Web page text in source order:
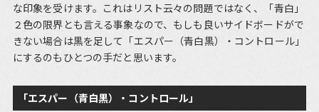
な印象を受けます。これはリスト云々の問題ではなく、「青白」
２色の限界とも言える事象なので、もしも良いサイドボードがで
きない場合は黒を足して「エスパー（青白黒）・コントロール」
にするのもひとつの手だと思います。
「エスパー（青白黒）・コントロール」